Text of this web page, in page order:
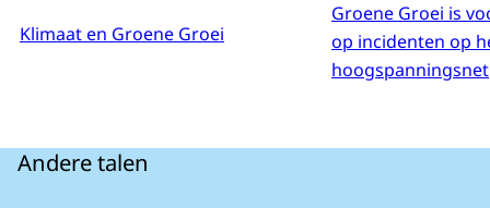
Klimaat en Groene Groei
Groene Groei is
op incidenten op
hoogspanningsnet
Andere talen